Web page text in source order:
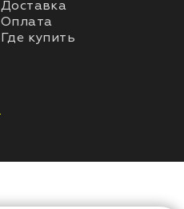
Доставка
Оплата
Где купить